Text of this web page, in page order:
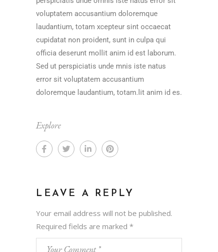
voluptatem accusantium doloremque
laudantium, totam xcepteur sint occaecat
cupidatat non proident, sunt in culpa qui
officia deserunt mollit anim id est laborum.
Sed ut perspiciatis unde mnis iste natus
error sit voluptatem accusantium
doloremque laudantium, totam.lit anim id es.
Explore
LEAVE A REPLY
Your email address will not be published.
Required fields are marked *